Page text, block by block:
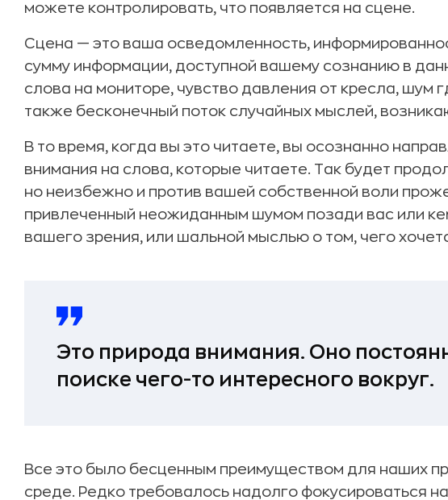
можете контролировать, что появляется на сцене.
Сцена — это ваша осведомленность,
сумму информации, доступной вашему сознанию в
слова на мониторе, чувство давления от кресла, шум
также бесконечный поток случайных мыслей,
В то время, когда вы это читаете, вы осознанно
внимания на слова, которые читаете. Так будет
но неизбежно и против вашей собственной воли
привлеченный неожиданным шумом позади вас или
вашего зрения, или шальной мыслью о том, чего
Это природа внимания. Оно
поиске чего-то интересного вокруг.
Все это было бесценным преимуществом для наших
среде. Редко требовалось надолго фокусироваться